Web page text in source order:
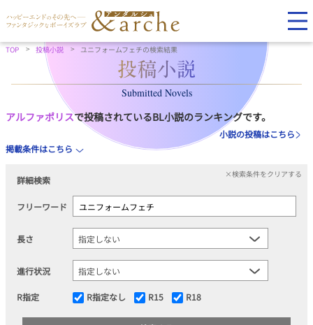
TOP 投稿小説 ユニフォームフェチの検索結果
Submitted Novels
アルファポリスで投稿されているBL小説のランキングです。
小説の投稿はこちら
掲載条件はこちら
詳細検索
×検索条件をクリアする
フリーワード
長さ
進行状況
R指定 R指定なし R15 R18